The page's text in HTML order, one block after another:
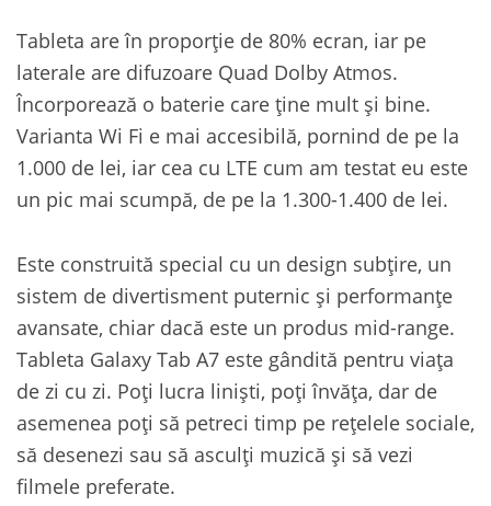
Tableta are în proporție de 80% ecran, iar pe
laterale are difuzoare Quad Dolby Atmos.
Încorporează o baterie care ține mult și bine.
Varianta Wi Fi e mai accesibilă, pornind de pe la
1.000 de lei, iar cea cu LTE cum am testat eu este
un pic mai scumpă, de pe la 1.300-1.400 de lei.
Este construită special cu un design subțire, un
sistem de divertisment puternic și performanțe
avansate, chiar dacă este un produs mid-range.
Tableta Galaxy Tab A7 este gândită pentru viața
de zi cu zi. Poți lucra liniști, poți învăța, dar de
asemenea poți să petreci timp pe rețelele sociale,
să desenezi sau să asculți muzică și să vezi
filmele preferate.